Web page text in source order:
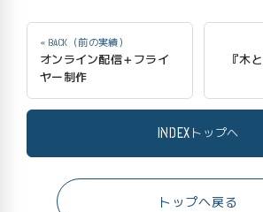
« BACK（前の実績）
オンライン配信＋フライ
ヤー制作
INDEX トップへ
『木
トップへ戻る